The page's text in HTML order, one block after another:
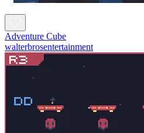
Adventure Cube
walterbrosentertainment